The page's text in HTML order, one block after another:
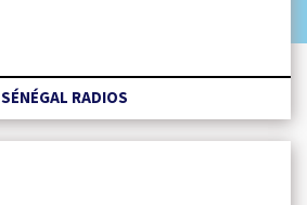
SÉNÉGAL RADIOS